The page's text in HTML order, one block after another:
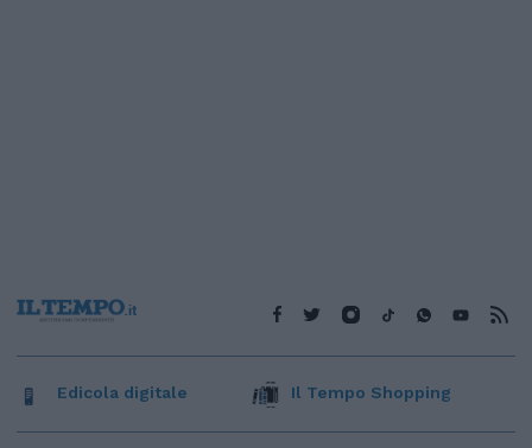
Edicola digitale Il Tempo Shopping